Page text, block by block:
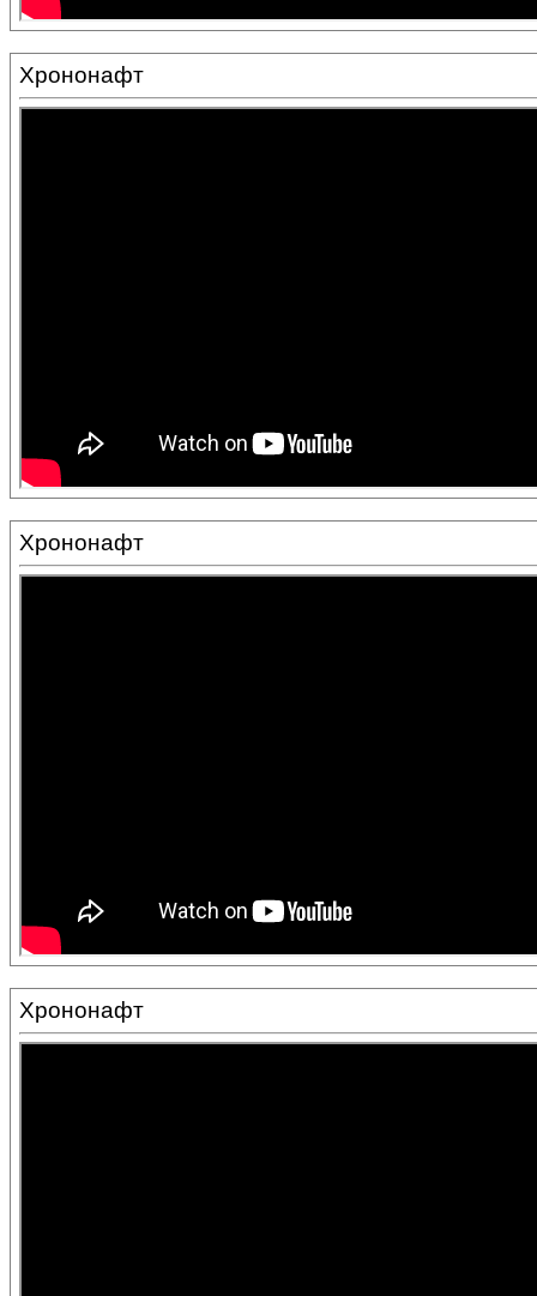
Хрононафт
Хрононафт
Хрононафт